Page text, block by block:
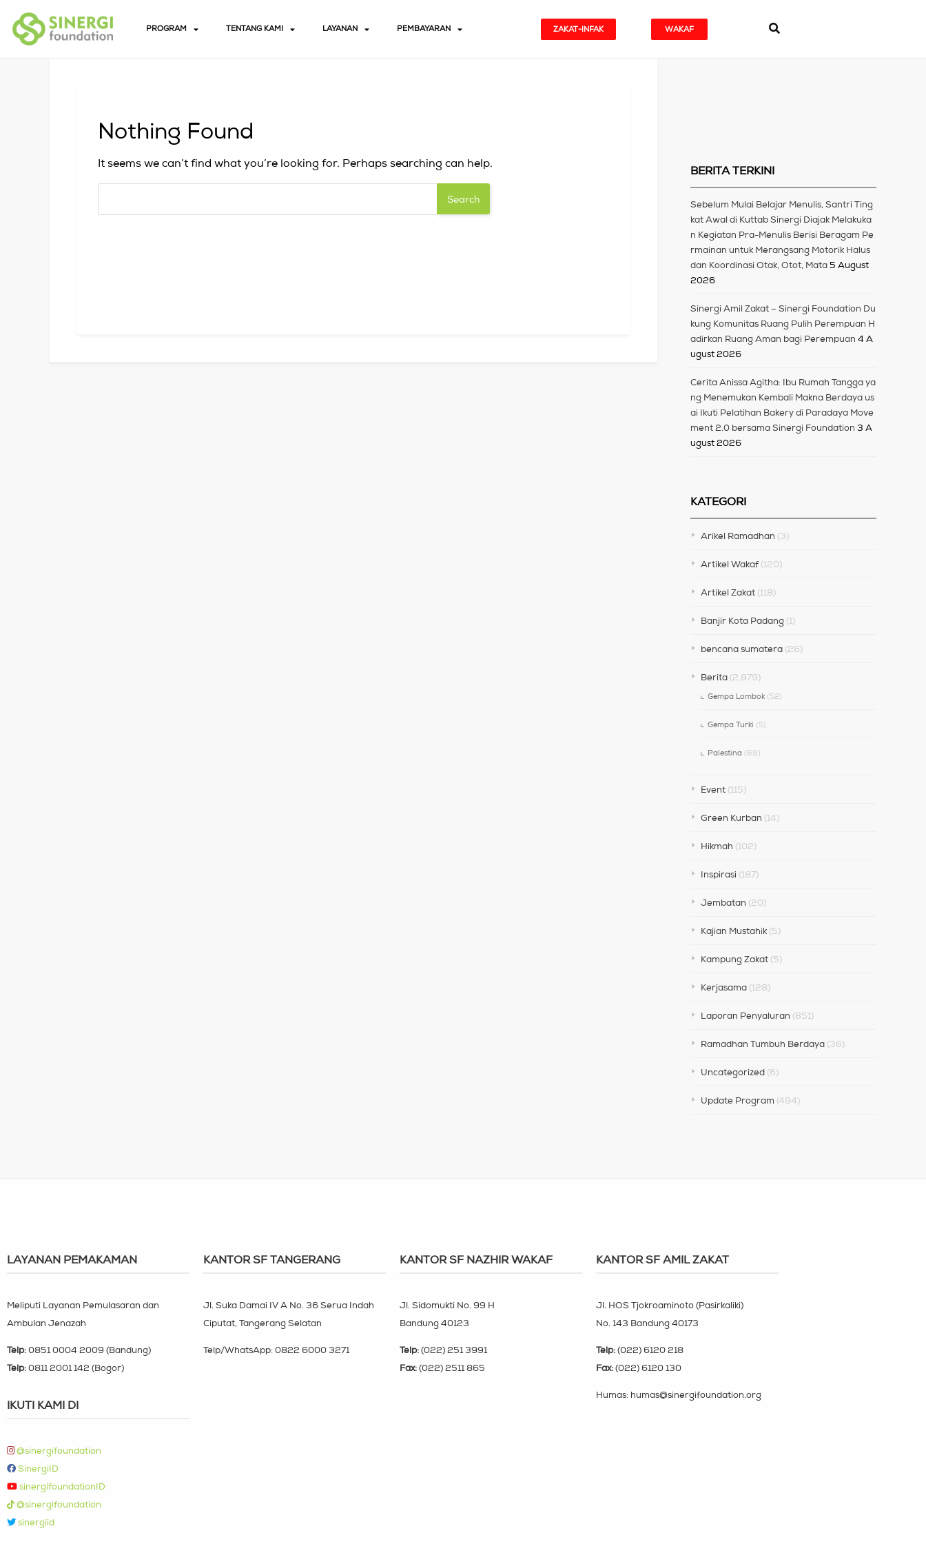
PROGRAM TENTANG KAMI LAYANAN PEMBAYARAN ZAKAT-INFAK WAKAF
Nothing Found
It seems we can’t find what you’re looking for. Perhaps searching can help.
BERITA TERKINI
Sebelum Mulai Belajar Menulis, Santri Ting
kat Awal di Kuttab Sinergi Diajak Melakuka
n Kegiatan Pra-Menulis Berisi Beragam Pe
rmainan untuk Merangsang Motorik Halus
dan Koordinasi Otak, Otot, Mata 5 August
2026
Sinergi Amil Zakat – Sinergi Foundation Du
kung Komunitas Ruang Pulih Perempuan H
adirkan Ruang Aman bagi Perempuan 4 A
ugust 2026
Cerita Anissa Agitha: Ibu Rumah Tangga ya
ng Menemukan Kembali Makna Berdaya us
ai Ikuti Pelatihan Bakery di Paradaya Move
ment 2.0 bersama Sinergi Foundation 3 A
ugust 2026
KATEGORI
Arikel Ramadhan (3)
Artikel Wakaf (120)
Artikel Zakat (118)
Banjir Kota Padang (1)
bencana sumatera (26)
Berita (2,879)
Gempa Lombok (52)
Gempa Turki (5)
Palestina (69)
Event (115)
Green Kurban (14)
Hikmah (102)
Inspirasi (187)
Jembatan (20)
Kajian Mustahik (5)
Kampung Zakat (5)
Kerjasama (128)
Laporan Penyaluran (851)
Ramadhan Tumbuh Berdaya (36)
Uncategorized (6)
Update Program (494)
LAYANAN PEMAKAMAN
Meliputi Layanan Pemulasaran dan
Ambulan Jenazah
Telp: 0851 0004 2009 (Bandung)
Telp: 0811 2001 142 (Bogor)
IKUTI KAMI DI
@sinergifoundation
SinergiID
sinergifoundationID
@sinergifoundation
sinergiid
KANTOR SF TANGERANG
Jl. Suka Damai IV A No. 36 Serua Indah
Ciputat, Tangerang Selatan
Telp/WhatsApp: 0822 6000 3271
KANTOR SF NAZHIR WAKAF
Jl. Sidomukti No. 99 H
Bandung 40123
Telp: (022) 251 3991
Fax: (022) 2511 865
KANTOR SF AMIL ZAKAT
Jl. HOS Tjokroaminoto (Pasirkaliki)
No. 143 Bandung 40173
Telp: (022) 6120 218
Fax: (022) 6120 130
Humas: humas@sinergifoundation.org